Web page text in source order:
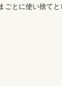
とに使い捨てと